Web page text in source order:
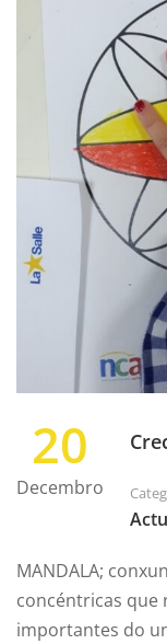
20
Decembro
MANDALA;
concéntricas que
importantes do